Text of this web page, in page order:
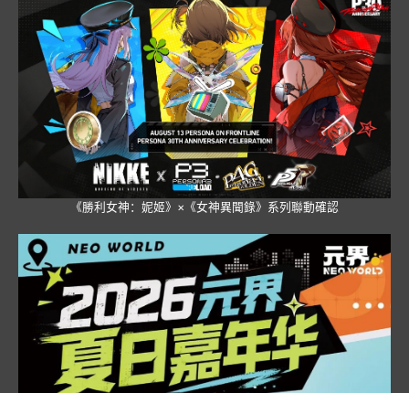
《勝利女神：妮姬》×《女神異聞錄》系列聯動確認